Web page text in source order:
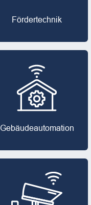
Förder­technik
Gebäude­automation